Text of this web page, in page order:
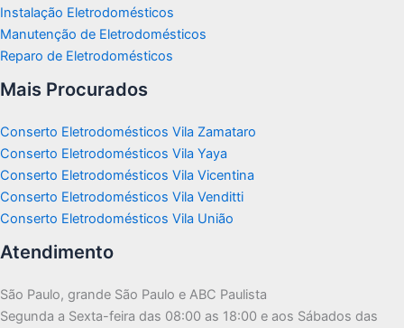
Instalação Eletrodomésticos
Manutenção de Eletrodomésticos
Reparo de Eletrodomésticos
Mais Procurados
Conserto Eletrodomésticos Vila Zamataro
Conserto Eletrodomésticos Vila Yaya
Conserto Eletrodomésticos Vila Vicentina
Conserto Eletrodomésticos Vila Venditti
Conserto Eletrodomésticos Vila União
Atendimento
São Paulo, grande São Paulo e ABC Paulista
Segunda a Sexta-feira das 08:00 as 18:00 e aos Sábados das